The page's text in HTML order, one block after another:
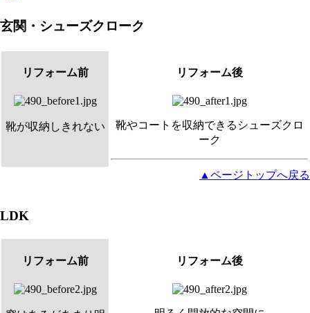
玄関・シューズクローク
リフォーム前
靴が収納しきれない
リフォーム後
靴やコートを収納できるシューズクロ
ーク
▲ページトップへ戻る
LDK
リフォーム前 リフォーム後